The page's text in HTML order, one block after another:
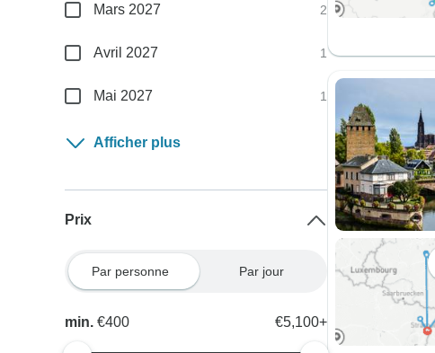
Mars 2027 2
Avril 2027 1
Mai 2027 1
Afficher plus
Prix
Par personne Par jour
min.€400 €5,100+